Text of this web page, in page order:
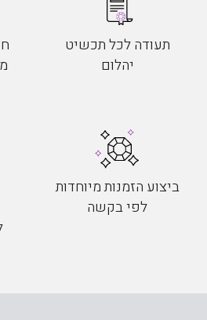
תעודה לכל תכשיט
יהלום
ביצוע הזמנות מיוחדות
לפי בקשה